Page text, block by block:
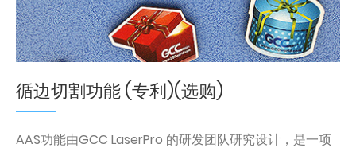
循边切割功能 (专利)(选购)
AAS功能由GCC LaserPro 的研发团队研究设计，是一项